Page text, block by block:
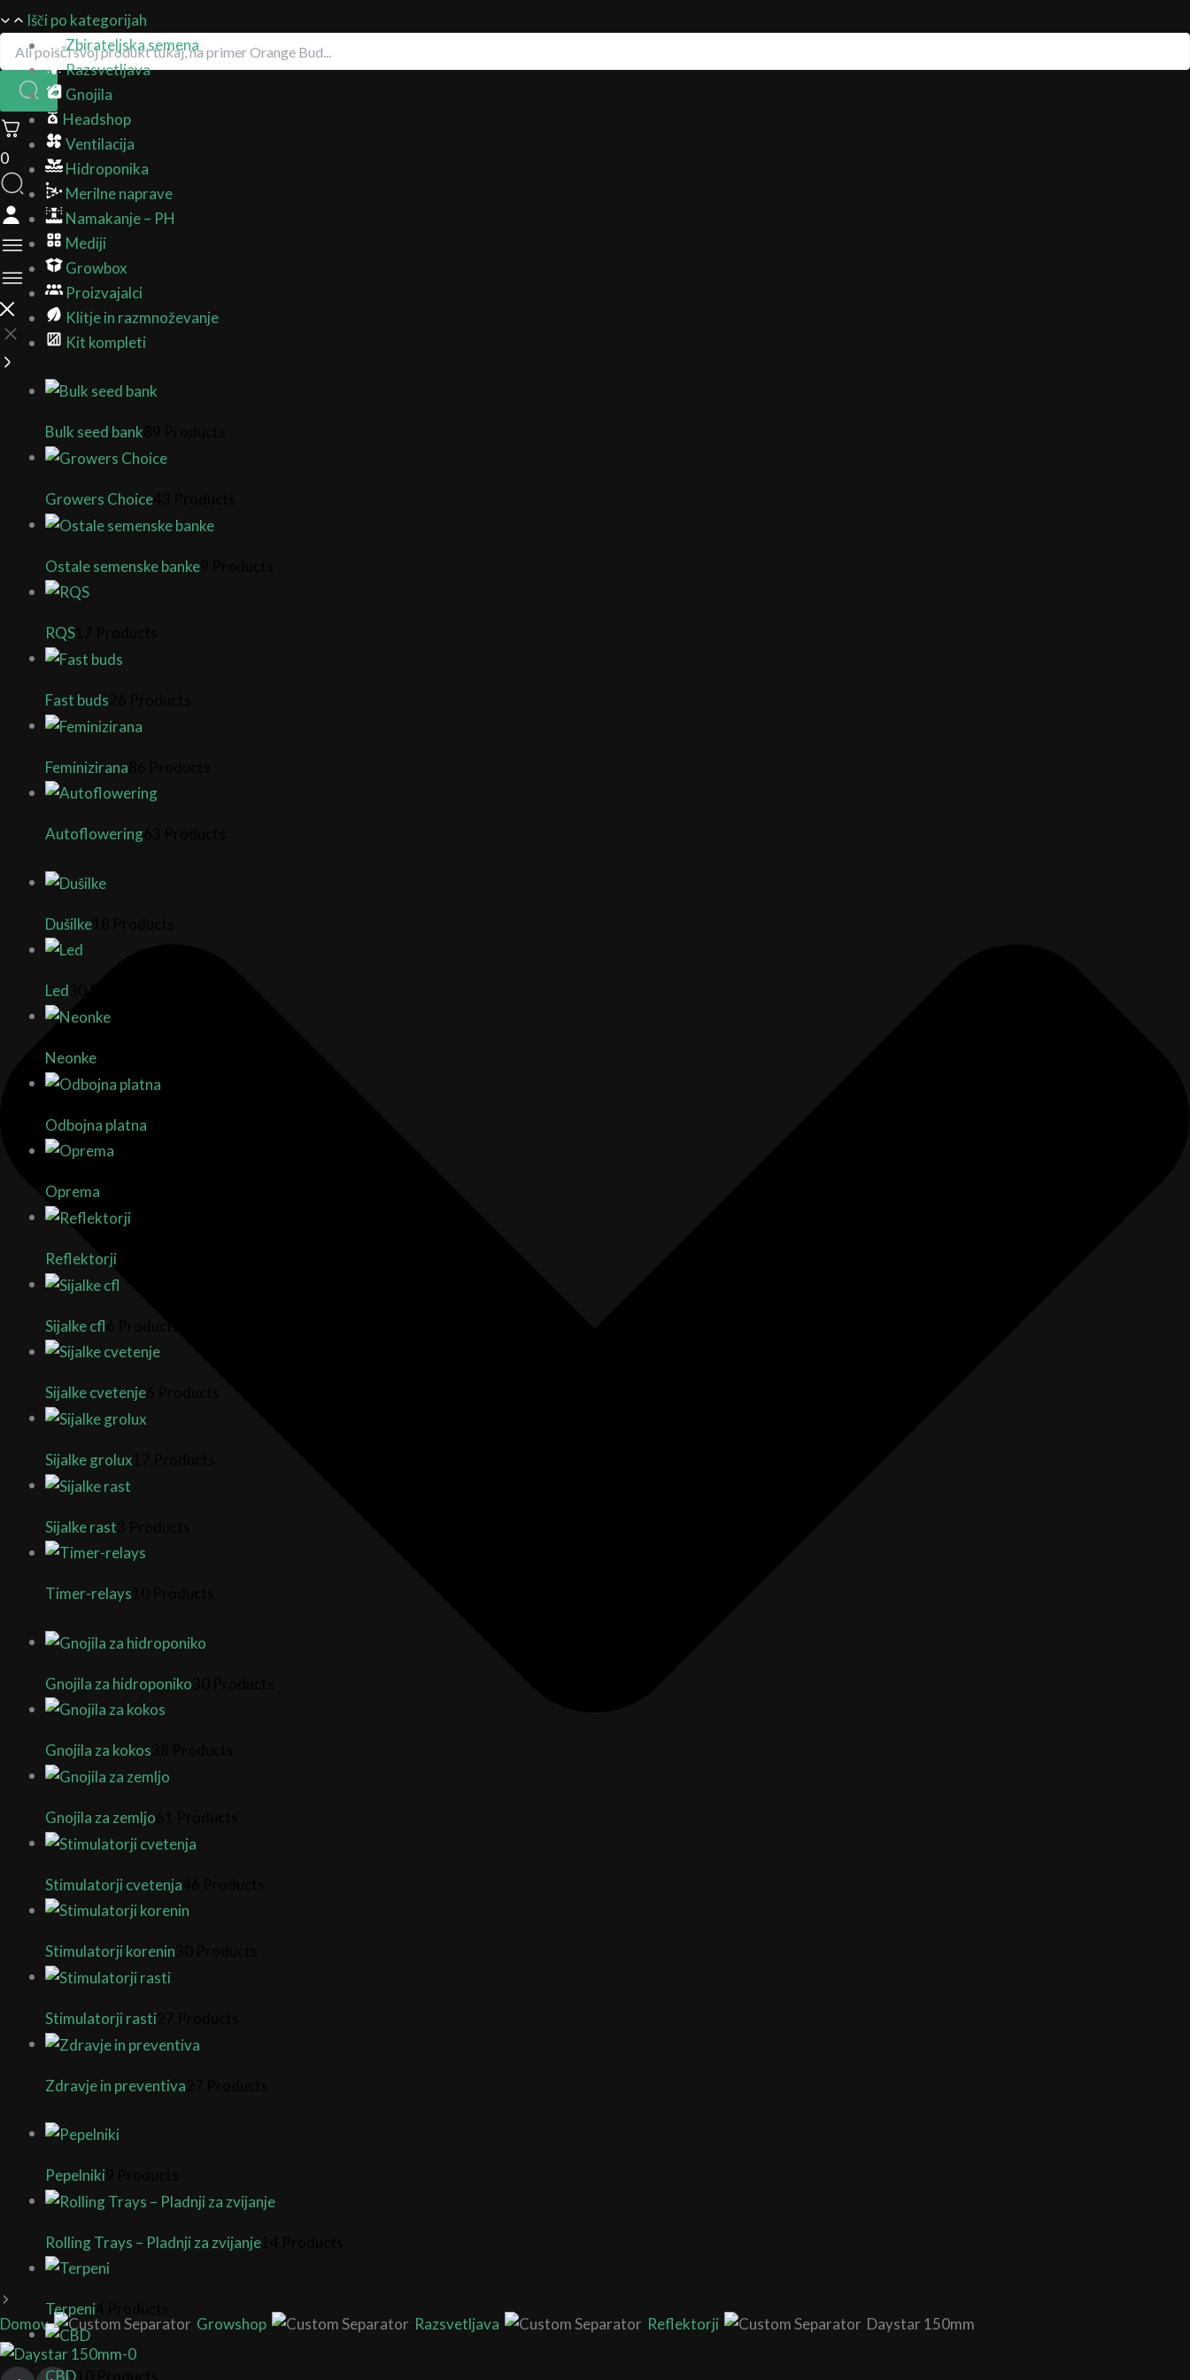
Išči po kategorijah
Zbirateljska semena
Razsvetljava
Gnojila
Headshop
Ventilacija
Hidroponika
Merilne naprave
Namakanje – PH
Mediji
Growbox
Proizvajalci
Klitje in razmnoževanje
Kit kompleti
Bulk seed bank
Growers Choice
Ostale semenske banke
RQS
Fast buds
Feminizirana
Autoflowering
Dušilke
Led
Neonke
Odbojna platna
Oprema
Reflektorji
Sijalke cfl
Sijalke cvetenje
Sijalke grolux
Sijalke rast
Timer-relays
Gnojila za hidroponiko
Gnojila za kokos
Gnojila za zemljo
Stimulatorji cvetenja
Stimulatorji korenin
Stimulatorji rasti
Zdravje in preventiva
Pepelniki
Rolling Trays – Pladnji za zvijanje
Terpeni
CBD
0
Domov Growshop Razsvetljava Reflektorji Daystar 150mm